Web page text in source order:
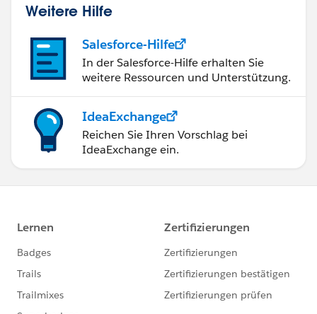
Weitere Hilfe
Salesforce-Hilfe
In der Salesforce-Hilfe erhalten Sie
weitere Ressourcen und Unterstützung.
IdeaExchange
Reichen Sie Ihren Vorschlag bei
IdeaExchange ein.